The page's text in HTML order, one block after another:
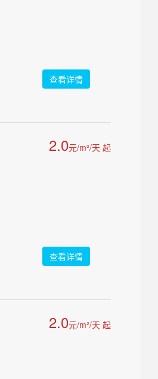
查看详情
2.0元/m²/天 起
查看详情
2.0元/m²/天 起